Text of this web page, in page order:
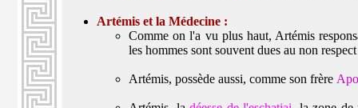
Artémis et la Médecine :
Comme on l'a vu plus haut, Artémis
les hommes sont souvent dues au non
Artémis, possède aussi, comme son frère